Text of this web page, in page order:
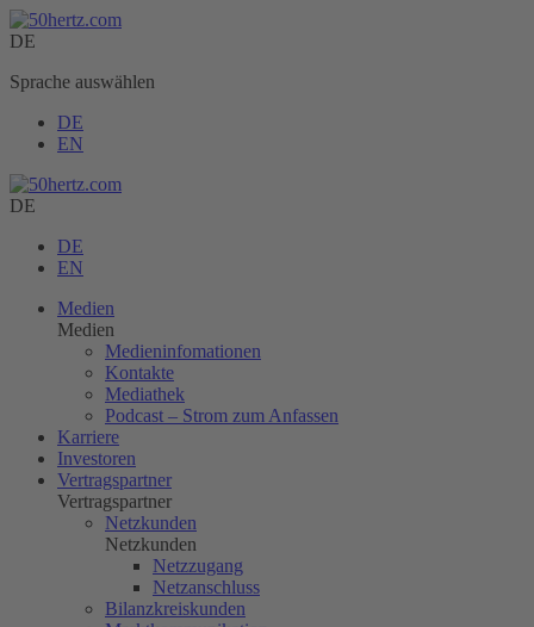
DE
Sprache auswählen
DE
EN
DE
DE
EN
Medien
Medien
Medieninfomationen
Kontakte
Mediathek
Podcast – Strom zum Anfassen
Karriere
Investoren
Vertragspartner
Vertragspartner
Netzkunden
Netzkunden
Netzzugang
Netzanschluss
Bilanzkreiskunden